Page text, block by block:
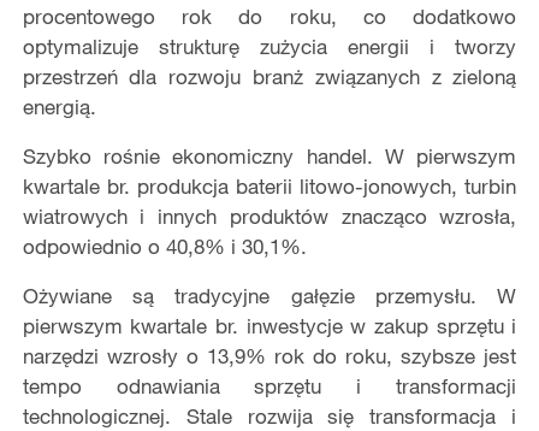
procentowego rok do roku, co dodatkowo
optymalizuje strukturę zużycia energii i tworzy
przestrzeń dla rozwoju branż związanych z zieloną
energią.
Szybko rośnie ekonomiczny handel. W pierwszym
kwartale br. produkcja baterii litowo-jonowych, turbin
wiatrowych i innych produktów znacząco wzrosła,
odpowiednio o 40,8% i 30,1%.
Ożywiane są tradycyjne gałęzie przemysłu. W
pierwszym kwartale br. inwestycje w zakup sprzętu i
narzędzi wzrosły o 13,9% rok do roku, szybsze jest
tempo odnawiania sprzętu i transformacji
technologicznej. Stale rozwija się transformacja i